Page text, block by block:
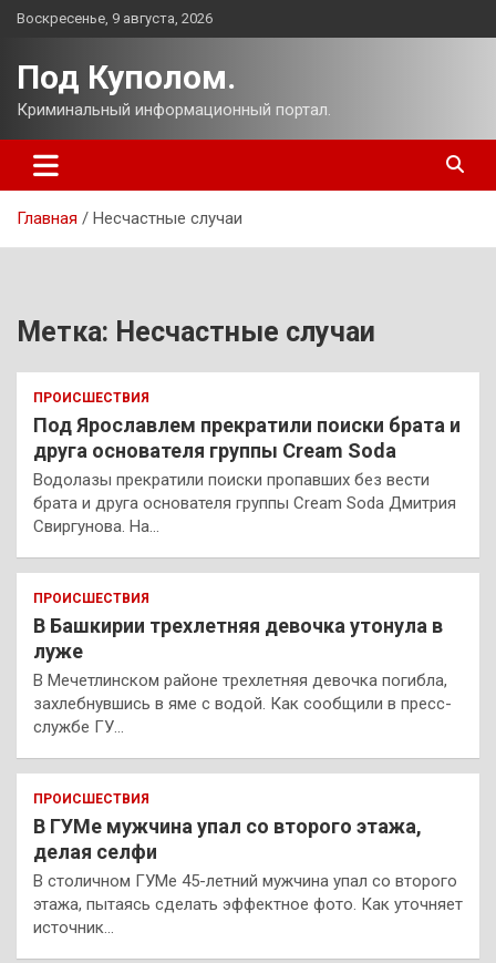
Перейти
Воскресенье, 9 августа, 2026
Под Куполом.
Криминальный информационный портал.
Главная Несчастные случаи
Метка: Несчастные случаи
ПРОИСШЕСТВИЯ
Под Ярославлем прекратили поиски брата и
друга основателя группы Cream Soda
Водолазы прекратили поиски пропавших без вести
брата и друга основателя группы Cream Soda Дмитрия
Свиргунова. На…
ПРОИСШЕСТВИЯ
В Башкирии трехлетняя девочка утонула в
луже
В Мечетлинском районе трехлетняя девочка погибла,
захлебнувшись в яме с водой. Как сообщили в пресс-
службе ГУ…
ПРОИСШЕСТВИЯ
В ГУМе мужчина упал со второго этажа,
делая селфи
В столичном ГУМе 45-летний мужчина упал со второго
этажа, пытаясь сделать эффектное фото. Как уточняет
источник…